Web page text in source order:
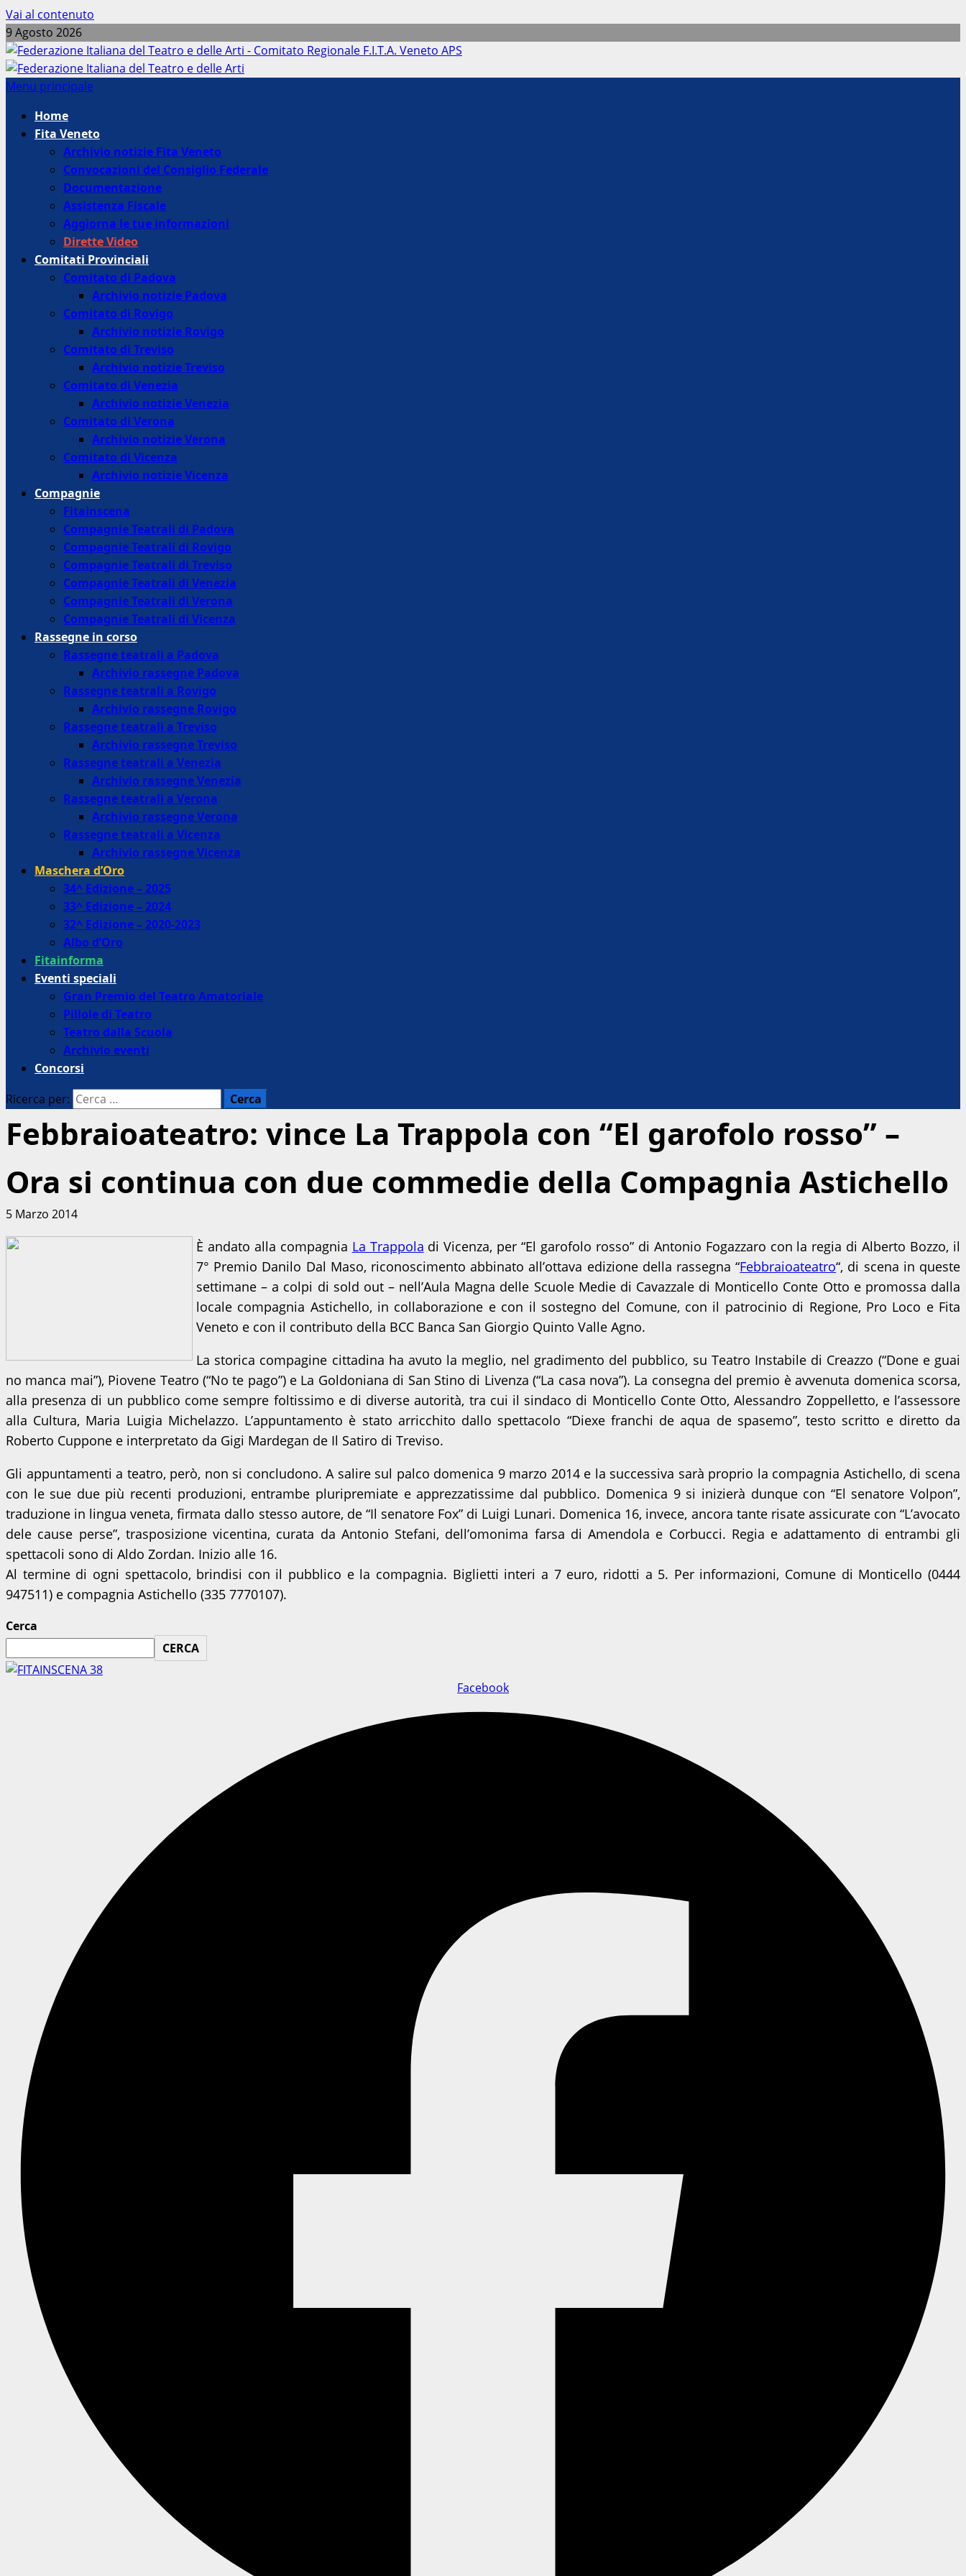
Vai al contenuto
9 Agosto 2026
Menu principale
Home
Fita Veneto
Archivio notizie Fita Veneto
Convocazioni del Consiglio Federale
Documentazione
Assistenza Fiscale
Aggiorna le tue informazioni
Dirette Video
Comitati Provinciali
Comitato di Padova
Archivio notizie Padova
Comitato di Rovigo
Archivio notizie Rovigo
Comitato di Treviso
Archivio notizie Treviso
Comitato di Venezia
Archivio notizie Venezia
Comitato di Verona
Archivio notizie Verona
Comitato di Vicenza
Archivio notizie Vicenza
Compagnie
Fitainscena
Compagnie Teatrali di Padova
Compagnie Teatrali di Rovigo
Compagnie Teatrali di Treviso
Compagnie Teatrali di Venezia
Compagnie Teatrali di Verona
Compagnie Teatrali di Vicenza
Rassegne in corso
Rassegne teatrali a Padova
Archivio rassegne Padova
Rassegne teatrali a Rovigo
Archivio rassegne Rovigo
Rassegne teatrali a Treviso
Archivio rassegne Treviso
Rassegne teatrali a Venezia
Archivio rassegne Venezia
Rassegne teatrali a Verona
Archivio rassegne Verona
Rassegne teatrali a Vicenza
Archivio rassegne Vicenza
Maschera d’Oro
34^ Edizione – 2025
33^ Edizione – 2024
32^ Edizione – 2020-2023
Albo d’Oro
Fitainforma
Eventi speciali
Gran Premio del Teatro Amatoriale
Pillole di Teatro
Teatro dalla Scuola
Archivio eventi
Concorsi
Ricerca per:
Febbraioateatro: vince La Trappola con “El garofolo rosso” –
Ora si continua con due commedie della Compagnia Astichello
5 Marzo 2014
È andato alla compagnia La Trappola di Vicenza, per “El garofolo rosso” di Antonio Fogazzaro con la regia di Alberto Bozzo, il
7° Premio Danilo Dal Maso, riconoscimento abbinato all’ottava edizione della rassegna “Febbraioateatro“, di scena in queste
settimane – a colpi di sold out – nell’Aula Magna delle Scuole Medie di Cavazzale di Monticello Conte Otto e promossa dalla
locale compagnia Astichello, in collaborazione e con il sostegno del Comune, con il patrocinio di Regione, Pro Loco e Fita
Veneto e con il contributo della BCC Banca San Giorgio Quinto Valle Agno.
La storica compagine cittadina ha avuto la meglio, nel gradimento del pubblico, su Teatro Instabile di Creazzo (“Done e guai
no manca mai”), Piovene Teatro (“No te pago”) e La Goldoniana di San Stino di Livenza (“La casa nova”). La consegna del premio è avvenuta domenica scorsa,
alla presenza di un pubblico come sempre foltissimo e di diverse autorità, tra cui il sindaco di Monticello Conte Otto, Alessandro Zoppelletto, e l’assessore
alla Cultura, Maria Luigia Michelazzo. L’appuntamento è stato arricchito dallo spettacolo “Diexe franchi de aqua de spasemo”, testo scritto e diretto da
Roberto Cuppone e interpretato da Gigi Mardegan de Il Satiro di Treviso.
Gli appuntamenti a teatro, però, non si concludono. A salire sul palco domenica 9 marzo 2014 e la successiva sarà proprio la compagnia Astichello, di scena
con le sue due più recenti produzioni, entrambe pluripremiate e apprezzatissime dal pubblico. Domenica 9 si inizierà dunque con “El senatore Volpon”,
traduzione in lingua veneta, firmata dallo stesso autore, de “Il senatore Fox” di Luigi Lunari. Domenica 16, invece, ancora tante risate assicurate con “L’avocato
dele cause perse”, trasposizione vicentina, curata da Antonio Stefani, dell’omonima farsa di Amendola e Corbucci. Regia e adattamento di entrambi gli
spettacoli sono di Aldo Zordan. Inizio alle 16.
Al termine di ogni spettacolo, brindisi con il pubblico e la compagnia. Biglietti interi a 7 euro, ridotti a 5. Per informazioni, Comune di Monticello (0444
947511) e compagnia Astichello (335 7770107).
Cerca
CERCA
Facebook